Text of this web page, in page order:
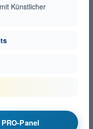
mit Künstlicher
Panel